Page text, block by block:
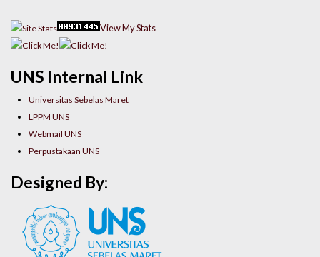
UNS Internal Link
Universitas Sebelas Maret
LPPM UNS
Webmail UNS
Perpustakaan UNS
View My Stats
Designed By: